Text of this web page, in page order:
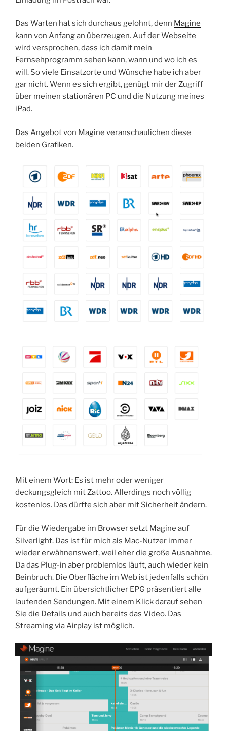
Das Warten hat sich durchaus gelohnt, denn Magine
kann von Anfang an überzeugen. Auf der Webseite
wird versprochen, dass ich damit mein
Fernsehprogramm sehen kann, wann und wo ich es
will. So viele Einsatzorte und Wünsche habe ich aber
gar nicht. Wenn es sich ergibt, genügt mir der Zugriff
über meinen stationären PC und die Nutzung meines
iPad.
Das Angebot von Magine veranschaulichen diese
beiden Grafiken.
Mit einem Wort: Es ist mehr oder weniger
deckungsgleich mit Zattoo. Allerdings noch völlig
kostenlos. Das dürfte sich aber mit Sicherheit ändern.
Für die Wiedergabe im Browser setzt Magine auf
Silverlight. Das ist für mich als Mac-Nutzer immer
wieder erwähnenswert, weil eher die große Ausnahme.
Da das Plug-in aber problemlos läuft, auch wieder kein
Beinbruch. Die Oberfläche im Web ist jedenfalls schön
aufgeräumt. Ein übersichtlicher EPG präsentiert alle
laufenden Sendungen. Mit einem Klick darauf sehen
Sie die Details und auch bereits das Video. Das
Streaming via Airplay ist möglich.